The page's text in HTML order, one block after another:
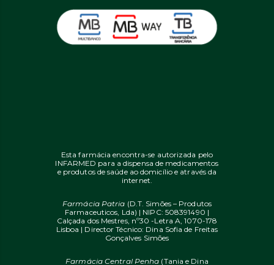
Esta farmácia encontra-se autorizada pelo
INFARMED para a dispensa de medicamentos
e produtos de saúde ao domicílio e através da
internet.
Farmácia Patria (D.T. Simões – Produtos
Farmaceuticos, Lda) | NIPC: 508391490 |
Calçada dos Mestres, nº30 -Letra A, 1070-178
Lisboa | Director Técnico: Dina Sofia de Freitas
Gonçalves Simões
Farmácia Central Penha (Tania e Dina